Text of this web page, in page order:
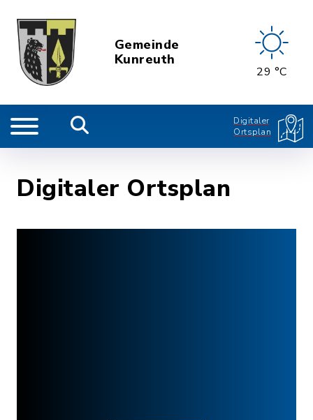
Gemeinde
Kunreuth
29 °C
Digitaler
Ortsplan
Digitaler Ortsplan